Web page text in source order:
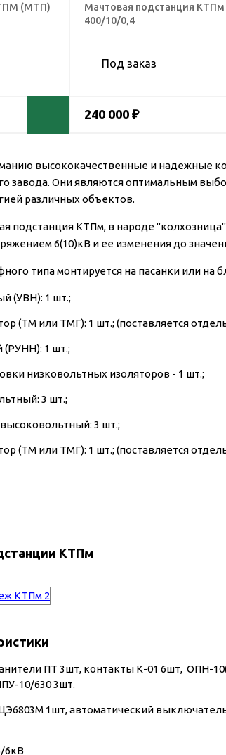
(МТП)
Мачтовая подстанция
400/10/0,4
Под заказ
240 000 ₽
высококачественные и надежные
завода. Они являются оптимальным
различных объектов.
подстанция КТПм, в народе
6(10)кВ и ее изменения до
типа монтируется на пасанки или на
(УВН): 1 шт.;
(ТМ или ТМГ): 1 шт.; (поставляется
1 шт.;
низковольтных изоляторов - 1 шт.;
3 шт.;
3 шт.;
(ТМ или ТМГ): 1 шт.; (поставляется
КТПм
ПТ 3шт, контакты К-01 6шт, ОПН-
10/630 3шт.
1шт, автоматический
6кВ